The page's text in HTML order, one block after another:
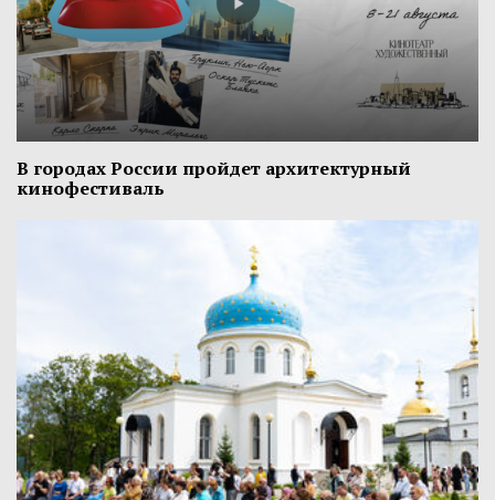
В городах России пройдет архитектурный
кинофестиваль